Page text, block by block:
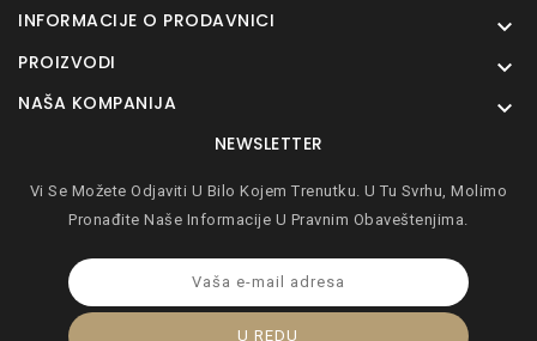
INFORMACIJE O PRODAVNICI 
PROIZVODI 
NAŠA KOMPANIJA 
NEWSLETTER
Vi Se Možete Odjaviti U Bilo Kojem Trenutku. U Tu Svrhu, Molimo
Pronađite Naše Informacije U Pravnim Obaveštenjima.